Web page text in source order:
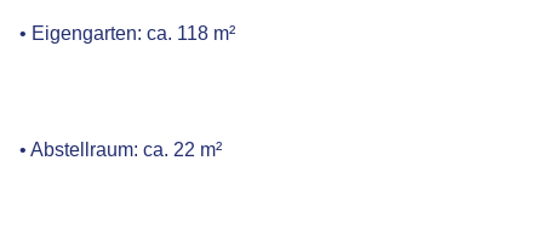
• Eigengarten: ca. 118 m²
• Abstellraum: ca. 22 m²